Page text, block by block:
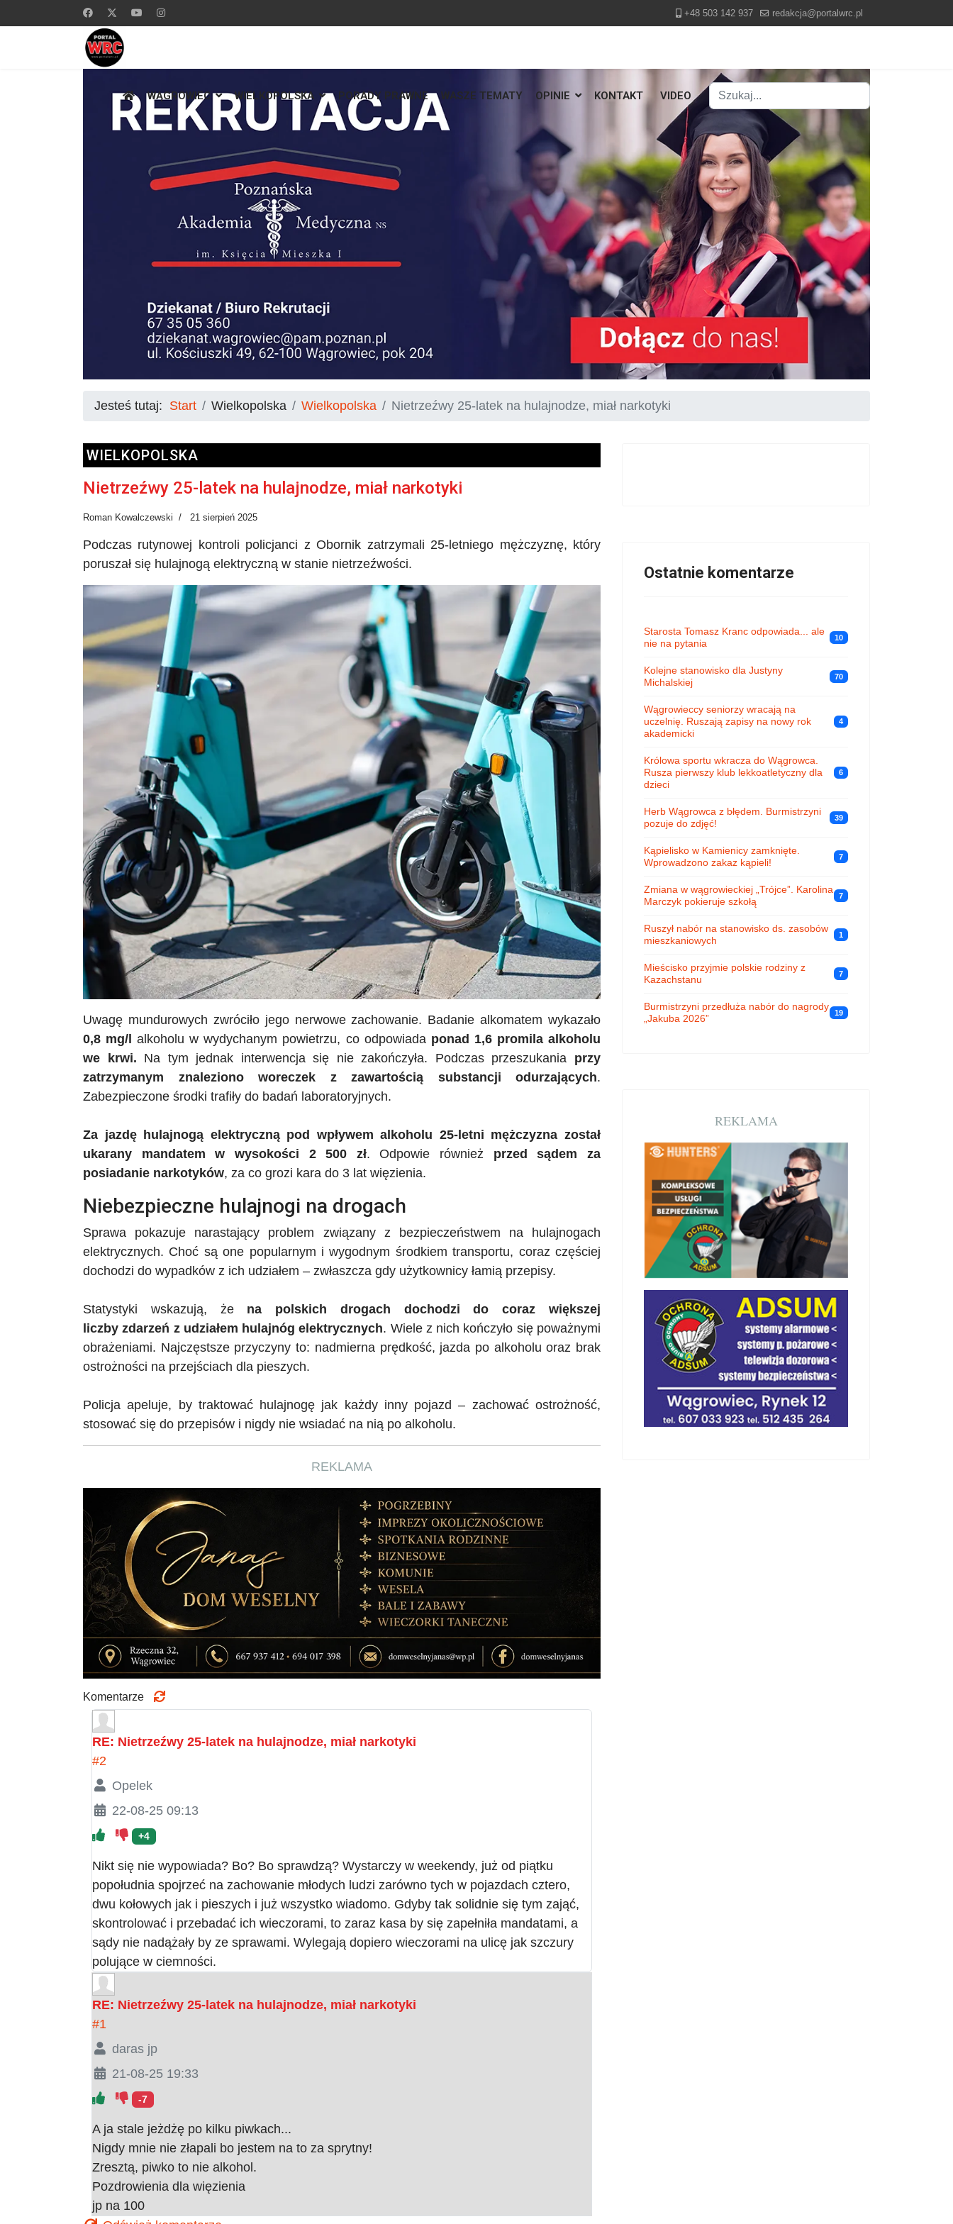
+48 503 142 937 redakcja@portalwrc.pl
WĄGROWIEC WIELKOPOLSKA PORADY PRAWNE WASZE TEMATY OPINIE KONTAKT VIDEO
Szukaj
Type 2 or more characters for results.
Jesteś tutaj: Start Wielkopolska Wielkopolska Nietrzeźwy 25-latek na hulajnodze, miał narkotyki
WIELKOPOLSKA
Nietrzeźwy 25-latek na hulajnodze, miał narkotyki
Roman Kowalczewski 21 sierpień 2025
Podczas rutynowej kontroli policjanci z Obornik zatrzymali 25-letniego mężczyznę, który
poruszał się hulajnogą elektryczną w stanie nietrzeźwości.
Uwagę mundurowych zwróciło jego nerwowe zachowanie. Badanie alkomatem wykazało
0,8 mg/l alkoholu w wydychanym powietrzu, co odpowiada ponad 1,6 promila alkoholu
we krwi. Na tym jednak interwencja się nie zakończyła. Podczas przeszukania przy
zatrzymanym znaleziono woreczek z zawartością substancji odurzających.
Zabezpieczone środki trafiły do badań laboratoryjnych.
Za jazdę hulajnogą elektryczną pod wpływem alkoholu 25-letni mężczyzna został
ukarany mandatem w wysokości 2 500 zł. Odpowie również przed sądem za
posiadanie narkotyków, za co grozi kara do 3 lat więzienia.
Niebezpieczne hulajnogi na drogach
Sprawa pokazuje narastający problem związany z bezpieczeństwem na hulajnogach
elektrycznych. Choć są one popularnym i wygodnym środkiem transportu, coraz częściej
dochodzi do wypadków z ich udziałem – zwłaszcza gdy użytkownicy łamią przepisy.
Statystyki wskazują, żena polskich drogach dochodzi do coraz większej
liczby zdarzeń z udziałem hulajnóg elektrycznych. Wiele z nich kończyło się poważnymi
obrażeniami. Najczęstsze przyczyny to: nadmierna prędkość, jazda po alkoholu oraz brak
ostrożności na przejściach dla pieszych.
Policja apeluje, by traktować hulajnogę jak każdy inny pojazd – zachować ostrożność,
stosować się do przepisów i nigdy nie wsiadać na nią po alkoholu.
REKLAMA
Komentarze
RE: Nietrzeźwy 25-latek na hulajnodze, miał narkotyki
#2
Opelek
22-08-25 09:13
+4
Nikt się nie wypowiada? Bo? Bo sprawdzą? Wystarczy w weekendy, już od piątku
popołudnia spojrzeć na zachowanie młodych ludzi zarówno tych w pojazdach cztero,
dwu kołowych jak i pieszych i już wszystko wiadomo. Gdyby tak solidnie się tym zająć,
skontrolować i przebadać ich wieczorami, to zaraz kasa by się zapełniła mandatami, a
sądy nie nadążały by ze sprawami. Wylegają dopiero wieczorami na ulicę jak szczury
polujące w ciemności.
RE: Nietrzeźwy 25-latek na hulajnodze, miał narkotyki
#1
daras jp
21-08-25 19:33
-7
A ja stale jeżdżę po kilku piwkach...
Nigdy mnie nie złapali bo jestem na to za sprytny!
Zresztą, piwko to nie alkohol.
Pozdrowienia dla więzienia
jp na 100
Ostatnie komentarze
Starosta Tomasz Kranc odpowiada... ale
nie na pytania
10
Kolejne stanowisko dla Justyny
Michalskiej
70
Wągrowieccy seniorzy wracają na
uczelnię. Ruszają zapisy na nowy rok
akademicki
4
Królowa sportu wkracza do Wągrowca.
Rusza pierwszy klub lekkoatletyczny dla
dzieci
6
Herb Wągrowca z błędem. Burmistrzyni
pozuje do zdjęć!
39
Kąpielisko w Kamienicy zamknięte.
Wprowadzono zakaz kąpieli!
7
Zmiana w wągrowieckiej „Trójce”. Karolina
Marczyk pokieruje szkołą
7
Ruszył nabór na stanowisko ds. zasobów
mieszkaniowych
1
Mieścisko przyjmie polskie rodziny z
Kazachstanu
7
Burmistrzyni przedłuża nabór do nagrody
„Jakuba 2026”
19
REKLAMA